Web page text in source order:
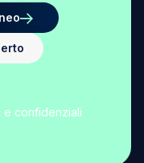
e confidenziali